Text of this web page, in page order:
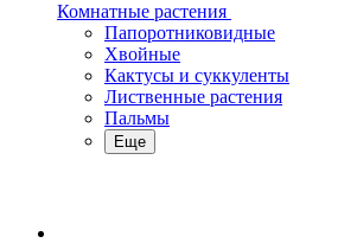
Комнатные растения
Папоротниковидные
Хвойные
Кактусы и суккуленты
Лиственные растения
Пальмы
Еще